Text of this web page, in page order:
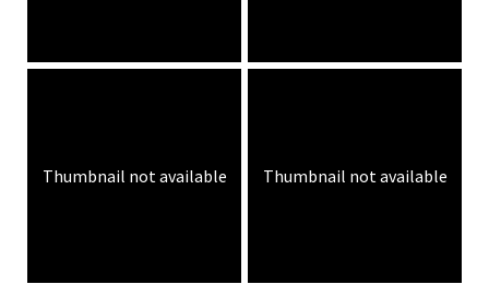
Thumbnail not available Thumbnail not available